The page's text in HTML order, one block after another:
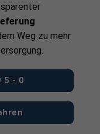
Weg zu mehr
5 - 0